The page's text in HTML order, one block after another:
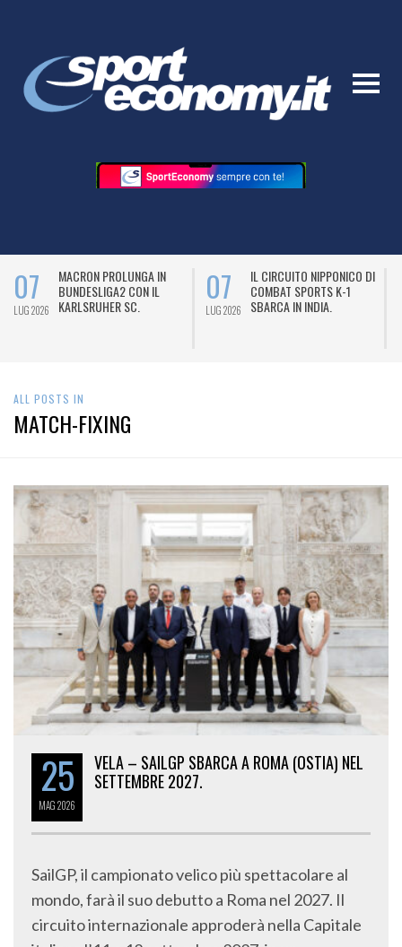
07
LUG 2026
MACRON PROLUNGA IN
BUNDESLIGA2 CON IL
KARLSRUHER SC.
07
LUG 2026
IL CIRCUITO NIPPONICO DI
COMBAT SPORTS K-1
SBARCA IN INDIA.
ALL POSTS IN
MATCH-FIXING
25
MAG2026
VELA – SAILGP SBARCA A ROMA (OSTIA) NEL
SETTEMBRE 2027.
SailGP, il campionato velico più spettacolare al
mondo, farà il suo debutto a Roma nel 2027. Il
circuito internazionale approderà nella Capitale